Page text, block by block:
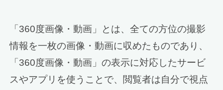
「360度画像・動画」とは、全ての方位の撮影
情報を一枚の画像・動画に収めたものであり、
「360度画像・動画」の表示に対応したサービ
スやアプリを使うことで、閲覧者は自分で視点